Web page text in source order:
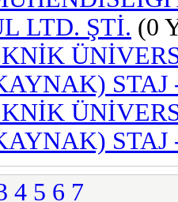
LTD. ŞTİ. (0
STAJ
4 5 6 7